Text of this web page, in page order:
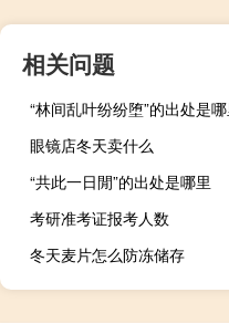
相关问题
“林间乱叶纷纷堕”的出处是哪
眼镜店冬天卖什么
“共此一日閒”的出处是哪里
考研准考证报考人数
冬天麦片怎么防冻储存